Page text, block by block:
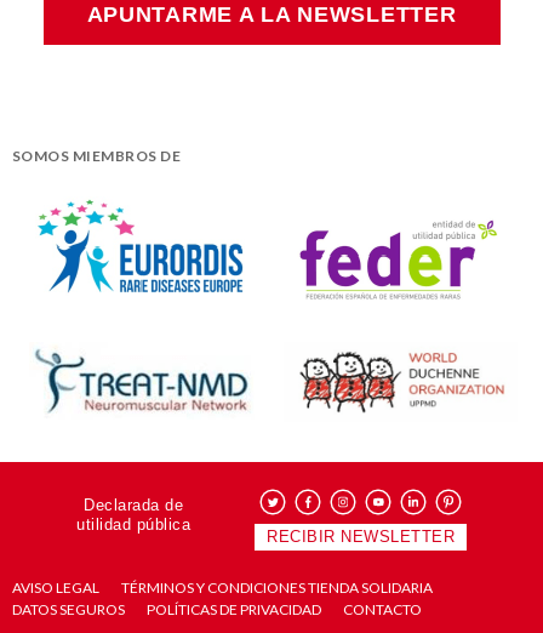
APUNTARME A LA NEWSLETTER
SOMOS MIEMBROS DE
Declarada de
utilidad pública
RECIBIR NEWSLETTER
AVISO LEGAL
TÉRMINOS Y CONDICIONES TIENDA SOLIDARIA
DATOS SEGUROS
POLÍTICAS DE PRIVACIDAD CONTACTO